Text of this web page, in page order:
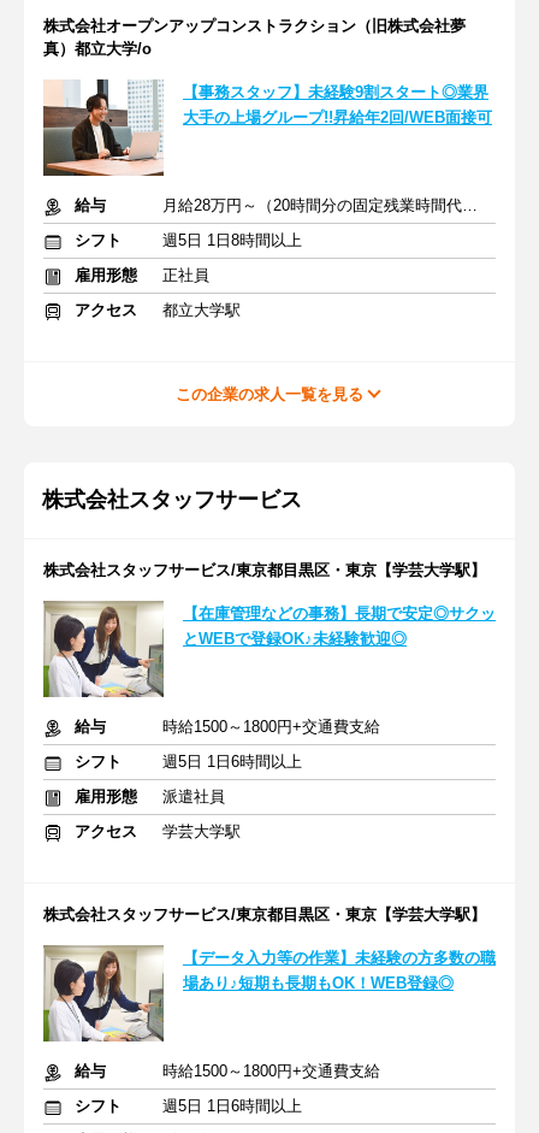
株式会社オープンアップコンストラクション（旧株式会社夢
真）都立大学/o
【事務スタッフ】未経験9割スタート◎業界
大手の上場グループ!!昇給年2回/WEB面接可
給与
月給28万円～（20時間分の固定残業時間代を含む）
シフト
週5日 1日8時間以上
雇用形態
正社員
アクセス
都立大学駅
この企業の求人一覧を見る
株式会社スタッフサービス
株式会社スタッフサービス/東京都目黒区・東京【学芸大学駅】
【在庫管理などの事務】長期で安定◎サクッ
とWEBで登録OK♪未経験歓迎◎
給与
時給1500～1800円+交通費支給
シフト
週5日 1日6時間以上
雇用形態
派遣社員
アクセス
学芸大学駅
株式会社スタッフサービス/東京都目黒区・東京【学芸大学駅】
【データ入力等の作業】未経験の方多数の職
場あり♪短期も長期もOK！WEB登録◎
給与
時給1500～1800円+交通費支給
シフト
週5日 1日6時間以上